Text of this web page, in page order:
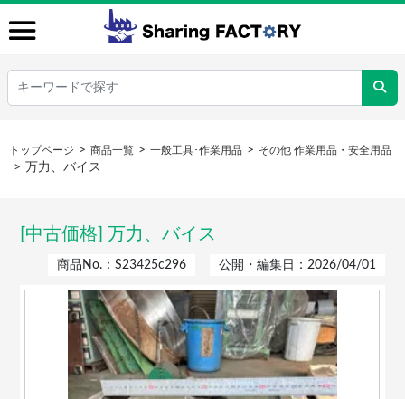
トップページ 商品一覧 一般工具･作業用品 その他 作業用品・安全用品
万力、バイス
[中古価格] 万力、バイス
商品No.：S23425c296 公開・編集日：2026/04/01